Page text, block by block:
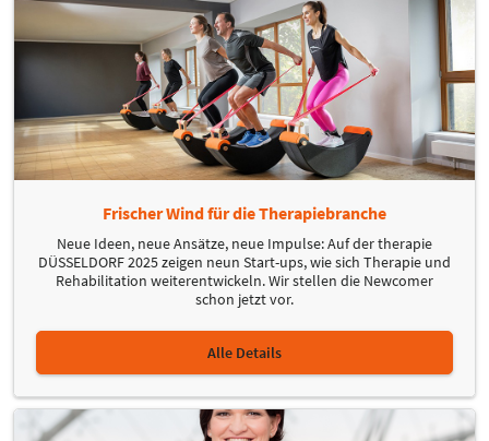
Frischer Wind für die Therapiebranche
Neue Ideen, neue Ansätze, neue Impulse: Auf der therapie
DÜSSELDORF 2025 zeigen neun Start-ups, wie sich Therapie und
Rehabilitation weiterentwickeln. Wir stellen die Newcomer
schon jetzt vor.
Alle Details